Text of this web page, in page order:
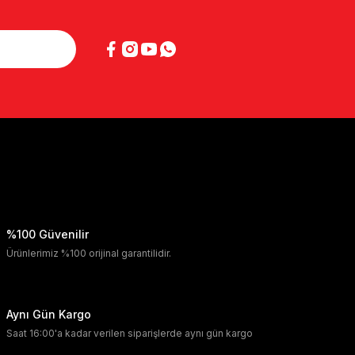
%100 Güvenilir
Ürünlerimiz %100 orijinal garantilidir.
Aynı Gün Kargo
Saat 16:00'a kadar verilen siparişlerde aynı gün kargo